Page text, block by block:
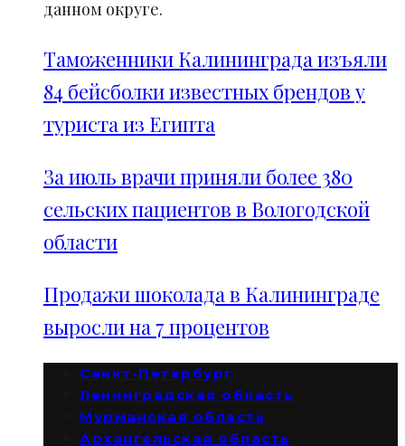
данном округе.
Таможенники Калининграда изъяли
84 бейсболки известных брендов у
туриста из Египта
За июль врачи приняли более 380
сельских пациентов в Вологодской
области
Продажи шоколада в Калининграде
выросли на 7 процентов
Санкт-Петербург
Ленинградская область
Мурманская область
Архангельская область